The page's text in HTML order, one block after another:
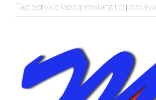
Tag: service laptop malang terpercaya